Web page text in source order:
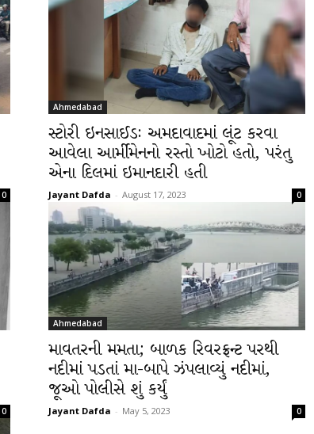
0
Ahmedabad
સ્ટોરી ઇનસાઈડઃ અમદાવાદમાં લૂંટ કરવા
આવેલા આર્મીમેનનો રસ્તો ખોટો હતો, પરંતુ
એના દિલમાં ઇમાનદારી હતી
Jayant Dafda - August 17, 2023 0
0
Ahmedabad
માવતરની મમતા; બાળક રિવરફ્રન્ટ પરથી
નદીમાં પડતાં મા-બાપે ઝંપલાવ્યું નદીમાં,
જૂઓ પોલીસે શું કર્યું
Jayant Dafda - May 5, 2023 0